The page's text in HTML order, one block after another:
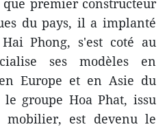
premier constructeur
du pays, il a implanté
Phong, s'est coté au
ses modèles en
Europe et en Asie du
le groupe Hoa Phat, issu
est devenu le